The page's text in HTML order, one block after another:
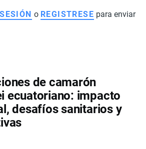
o REGISTRESE para enviar
de camarón
ecuatoriano: impacto
desafíos sanitarios y